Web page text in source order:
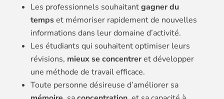
Les professionnels souhaitantgagner du
tempset mémoriser rapidement de nouvelles
informations dans leur domaine d’activité.
Les étudiants qui souhaitent optimiser leurs
révisions, mieux se concentreret développer
une méthode de travail efficace.
Toute personne désireuse d’améliorer sa